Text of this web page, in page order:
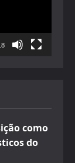
como
do